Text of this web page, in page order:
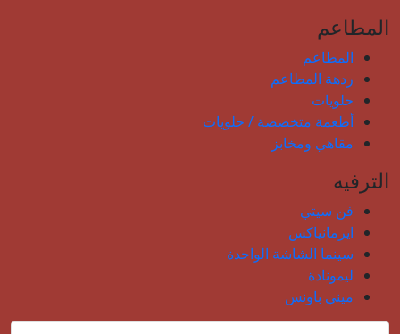
المطاعم
المطاعم
ردهة المطاعم
حلويات
أطعمة متخصصة / حلويات
مقاهي ومخابز
الترفيه
فن سيتي
ايرمانياكس
سينما الشاشة الواحدة
ليمونادة
ميني باونس